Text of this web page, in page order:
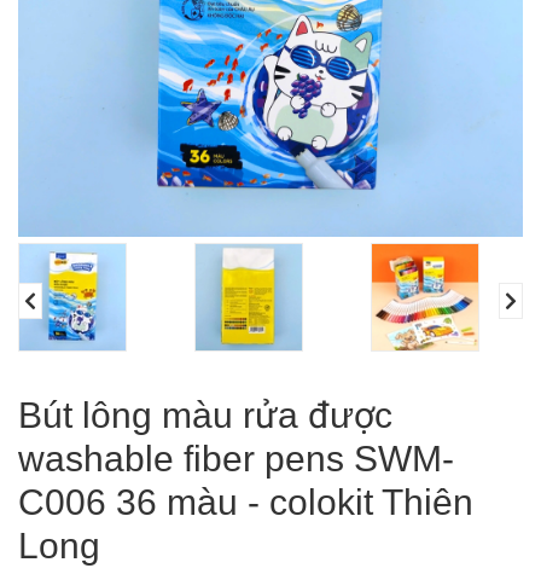
Bút lông màu rửa được
washable fiber pens SWM-
C006 36 màu - colokit Thiên
Long